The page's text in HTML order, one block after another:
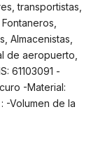
transportistas,
Almacenistas,
de aeropuerto,
61103091 -
-Material:
-Volumen de la